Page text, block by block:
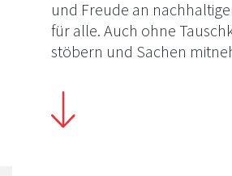
und Freude an
für alle. Auch ohne
stöbern und Sachen